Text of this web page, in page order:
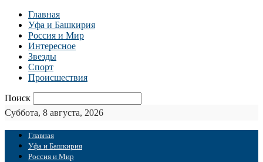
Главная
Уфа и Башкирия
Россия и Мир
Интересное
Звезды
Спорт
Происшествия
Поиск
Суббота, 8 августа, 2026
Главная
Уфа и Башкирия
Россия и Мир